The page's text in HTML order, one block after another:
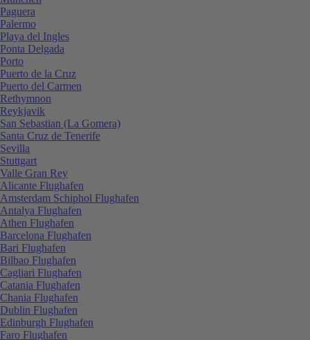
Paguera
Palermo
Playa del Ingles
Ponta Delgada
Porto
Puerto de la Cruz
Puerto del Carmen
Rethymnon
Reykjavik
San Sebastian (La Gomera)
Santa Cruz de Tenerife
Sevilla
Stuttgart
Valle Gran Rey
Alicante Flughafen
Amsterdam Schiphol Flughafen
Antalya Flughafen
Athen Flughafen
Barcelona Flughafen
Bari Flughafen
Bilbao Flughafen
Cagliari Flughafen
Catania Flughafen
Chania Flughafen
Dublin Flughafen
Edinburgh Flughafen
Faro Flughafen